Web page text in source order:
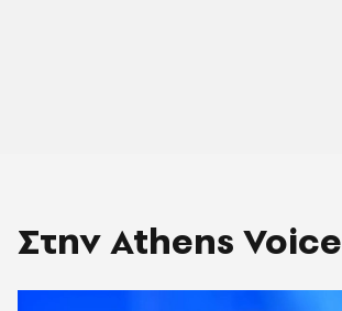
Στην Athens Voice